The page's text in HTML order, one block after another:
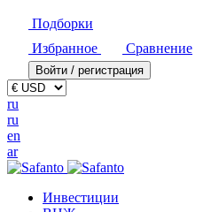
Подборки
Избранное
Сравнение
Войти / регистрация
ru
ru
en
ar
Инвестиции